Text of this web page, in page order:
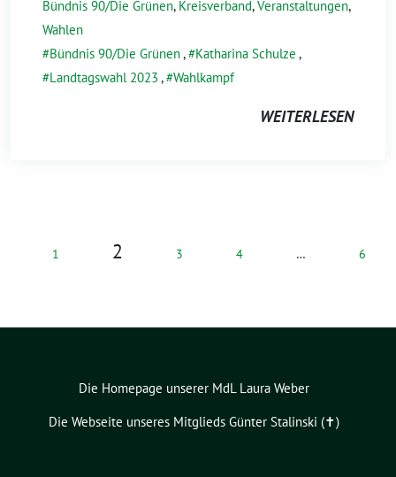
Bündnis 90/Die Grünen, Kreisverband,Veranstaltungen,
Wahlen
Bündnis 90/Die Grünen, Katharina Schulze ,
Landtagswahl 2023 , Wahlkampf
WEITERLESEN
1 2 3 4 … 6
Die Homepage unserer MdL Laura Weber
Die Webseite unseres Mitglieds Günter Stalinski (✝︎)